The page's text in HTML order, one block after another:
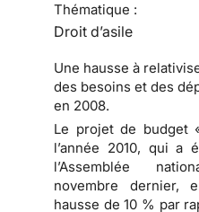
Thématique :
Droit d’asile
Une hausse à
des besoins et des
en 2008.
Le projet de budget
l’année 2010, qui a
l’Assemblée
novembre dernier,
hausse de 10 % par